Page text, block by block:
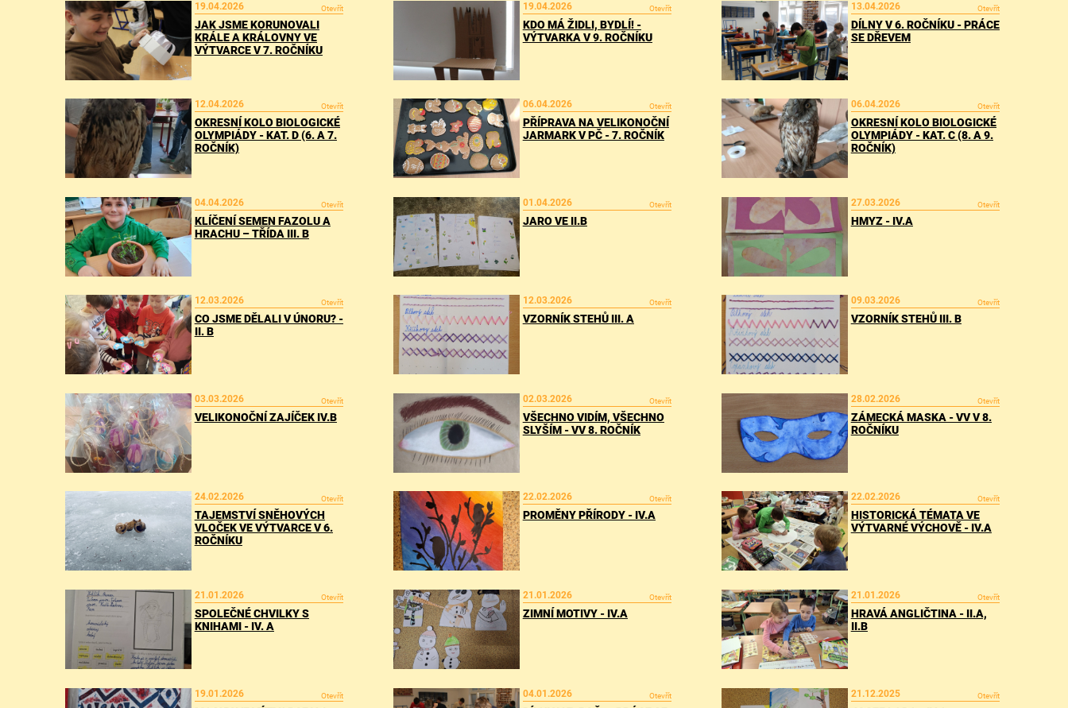
19.04.2026 Otevřít
JAK JSME KORUNOVALI
KRÁLE A KRÁLOVNY VE
VÝTVARCE V 7. ROČNÍKU
19.04.2026 Otevřít
KDO MÁ ŽIDLI, BYDLÍ! -
VÝTVARKA V 9. ROČNÍKU
13.04.2026 Otevřít
DÍLNY V 6. ROČNÍKU - PRÁCE
SE DŘEVEM
12.04.2026 Otevřít
OKRESNÍ KOLO BIOLOGICKÉ
OLYMPIÁDY - KAT. D (6. A 7.
ROČNÍK)
06.04.2026 Otevřít
PŘÍPRAVA NA VELIKONOČNÍ
JARMARK V PČ - 7. ROČNÍK
06.04.2026 Otevřít
OKRESNÍ KOLO BIOLOGICKÉ
OLYMPIÁDY - KAT. C (8. A 9.
ROČNÍK)
04.04.2026 Otevřít
KLÍČENÍ SEMEN FAZOLU A
HRACHU – TŘÍDA III. B
01.04.2026 Otevřít
JARO VE II.B
27.03.2026 Otevřít
HMYZ - IV.A
12.03.2026 Otevřít
CO JSME DĚLALI V ÚNORU? -
II. B
12.03.2026 Otevřít
VZORNÍK STEHŮ III. A
09.03.2026 Otevřít
VZORNÍK STEHŮ III. B
03.03.2026 Otevřít
VELIKONOČNÍ ZAJÍČEK IV.B
02.03.2026 Otevřít
VŠECHNO VIDÍM, VŠECHNO
SLYŠÍM - VV 8. ROČNÍK
28.02.2026 Otevřít
ZÁMECKÁ MASKA - VV V 8.
ROČNÍKU
24.02.2026 Otevřít
TAJEMSTVÍ SNĚHOVÝCH
VLOČEK VE VÝTVARCE V 6.
ROČNÍKU
22.02.2026 Otevřít
PROMĚNY PŘÍRODY - IV.A
22.02.2026 Otevřít
HISTORICKÁ TÉMATA VE
VÝTVARNÉ VÝCHOVĚ - IV.A
21.01.2026 Otevřít
SPOLEČNÉ CHVILKY S
KNIHAMI - IV. A
21.01.2026 Otevřít
ZIMNÍ MOTIVY - IV.A
21.01.2026 Otevřít
HRAVÁ ANGLIČTINA - II.A,
II.B
19.01.2026 Otevřít 04.01.2026 Otevřít 21.12.2025 Otevřít